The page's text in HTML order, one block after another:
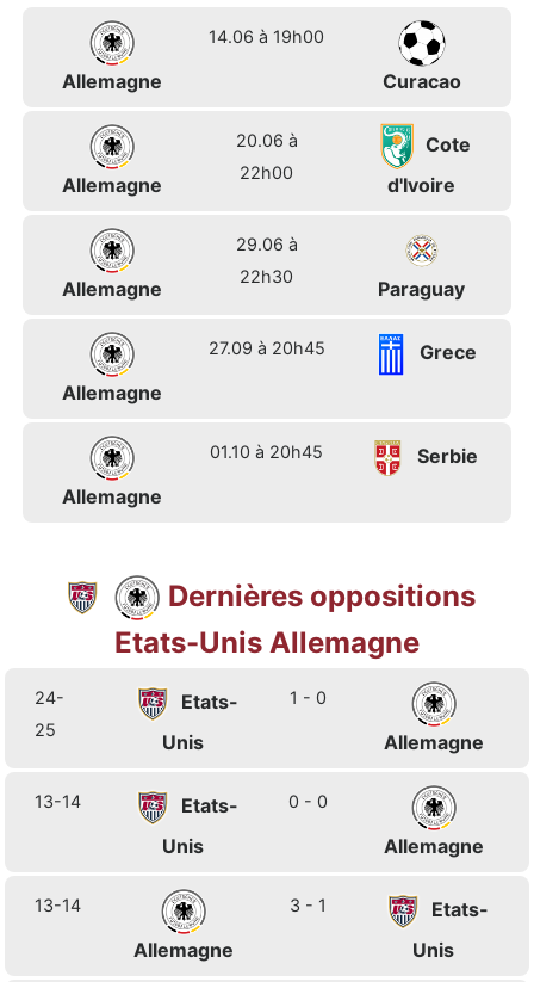
Allemagne
14.06 à 19h00
Curacao
Allemagne
20.06 à
22h00
Cote
d'Ivoire
Allemagne
29.06 à
22h30
Paraguay
Allemagne
27.09 à 20h45 Grece
Allemagne
01.10 à 20h45 Serbie
Dernières oppositions
Etats-Unis Allemagne
24-
25
Etats-
Unis
1 - 0
Allemagne
13-14
Etats-
Unis
0 - 0
Allemagne
13-14
Allemagne
3 - 1
Etats-
Unis